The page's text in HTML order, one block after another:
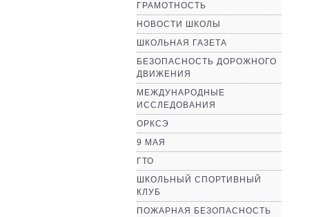
ГРАМОТНОСТЬ
НОВОСТИ ШКОЛЫ
ШКОЛЬНАЯ ГАЗЕТА
БЕЗОПАСНОСТЬ ДОРОЖНОГО
ДВИЖЕНИЯ
МЕЖДУНАРОДНЫЕ
ИССЛЕДОВАНИЯ
ОРКСЭ
9 МАЯ
ГТО
ШКОЛЬНЫЙ СПОРТИВНЫЙ
КЛУБ
ПОЖАРНАЯ БЕЗОПАСНОСТЬ